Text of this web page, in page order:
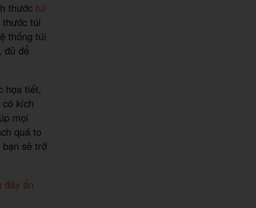
thước túi
túi
thống túi
đủ để
họa tiết,
kích
mọi
quá to
sẽ trở
đầy ấn